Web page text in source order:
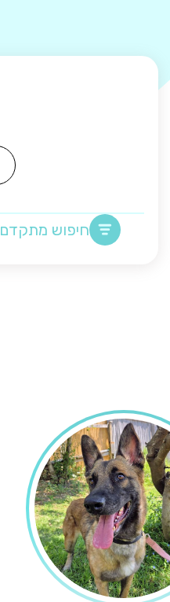
חיפוש מתקדם